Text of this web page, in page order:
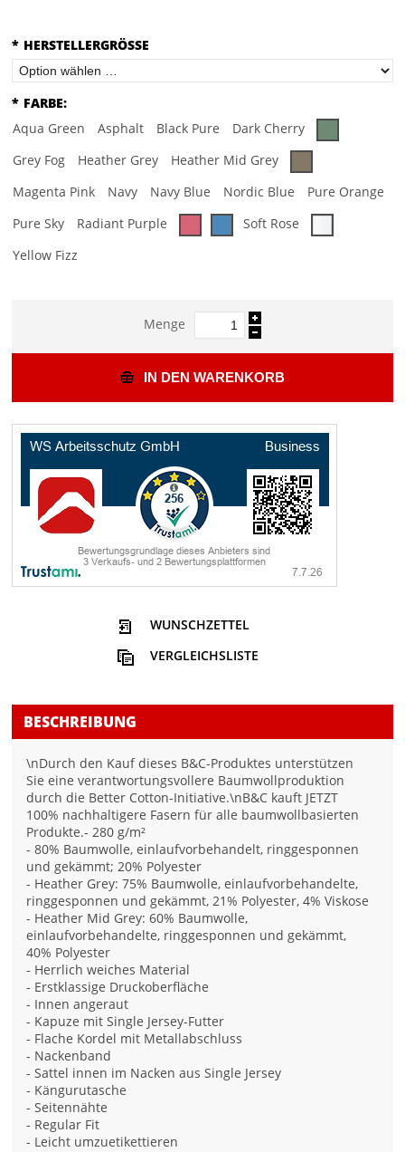
* HERSTELLERGRÖSSE
* FARBE:
Aqua Green
Asphalt Black Pure
Dark Cherry
Grey Fog
Heather Grey
Heather Mid Grey
Magenta Pink
Navy Navy Blue Nordic Blue
Pure Orange
Pure Sky
Radiant Purple
Soft Rose
Yellow Fizz
Menge
IN DEN WARENKORB
WUNSCHZETTEL
VERGLEICHSLISTE
BESCHREIBUNG
\nDurch den Kauf dieses B&C-Produktes unterstützen
Sie eine verantwortungsvollere Baumwollproduktion
durch die Better Cotton-Initiative.\nB&C kauft JETZT
100% nachhaltigere Fasern für alle baumwollbasierten
Produkte.- 280 g/m²
- 80% Baumwolle, einlaufvorbehandelt, ringgesponnen
und gekämmt; 20% Polyester
- Heather Grey: 75% Baumwolle, einlaufvorbehandelte,
ringgesponnen und gekämmt, 21% Polyester, 4% Viskose
- Heather Mid Grey: 60% Baumwolle,
einlaufvorbehandelte, ringgesponnen und gekämmt,
40% Polyester
- Herrlich weiches Material
- Erstklassige Druckoberfläche
- Innen angeraut
- Kapuze mit Single Jersey-Futter
- Flache Kordel mit Metallabschluss
- Nackenband
- Sattel innen im Nacken aus Single Jersey
- Kängurutasche
- Seitennähte
- Regular Fit
- Leicht umzuetikettieren